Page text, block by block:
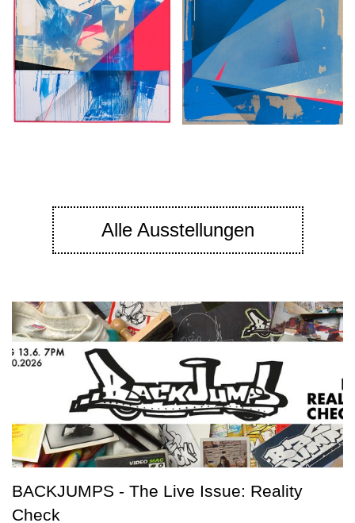
Alle Ausstellungen
BACKJUMPS - The Live Issue: Reality
Check